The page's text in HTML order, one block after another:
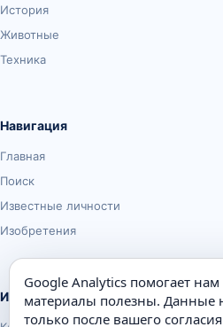
История
Животные
Техника
Навигация
Главная
Поиск
Известные личности
Изобретения
Информация
Google Analytics помогает
материалы полезны. Данные
только после вашего